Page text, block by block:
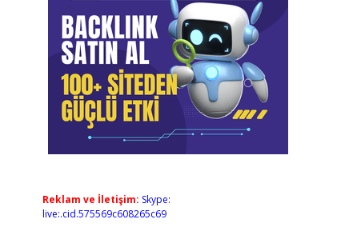
Reklam ve İletişim: Skype:
live:.cid.575569c608265c69